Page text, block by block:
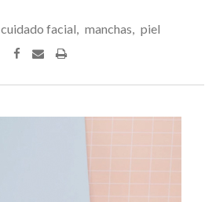
cuidado facial manchas piel
Print